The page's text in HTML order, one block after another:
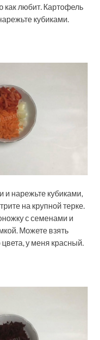
как любит. Картофель
кубиками.
и нарежьте кубиками,
на крупной терке.
с семенами и
Можете взять
у меня красный.